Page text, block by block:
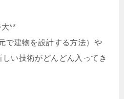
**
で建物を設計する方法）や
い技術がどんどん入ってき